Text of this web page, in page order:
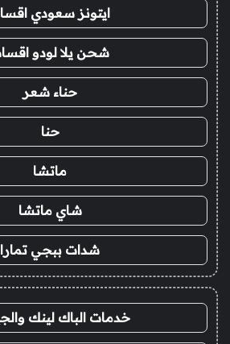
ايتونز سعودي
شحن يلا لودو
حناء شعر
حنا
ماتشا
شاي ماتشا
شدات ببجي تمارا
خدمات الباك لينك